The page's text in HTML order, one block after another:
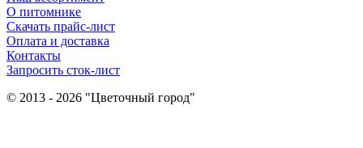
О питомнике
Скачать прайс-лист
Оплата и доставка
Контакты
Запросить сток-лист
© 2013 - 2026 "Цветочный город"